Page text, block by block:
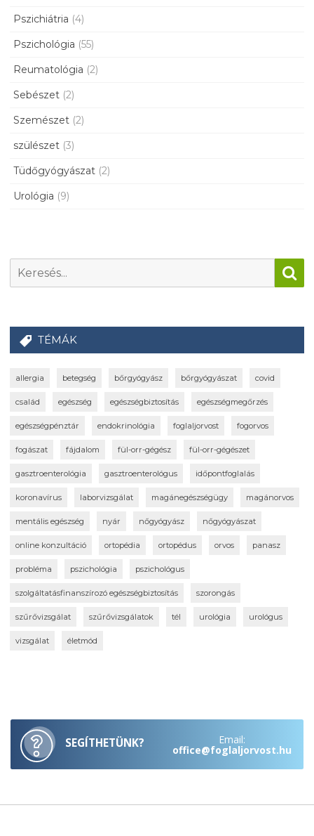
Pszichiátria (4)
Pszichológia (55)
Reumatológia (2)
Sebészet (2)
Szemészet (2)
szülészet (3)
Tüdőgyógyászat (2)
Urológia (9)
TÉMÁK
allergia betegség bőrgyógyász bőrgyógyászat covid
család egészség egészségbiztosítás egészségmegőrzés
egészségpénztár endokrinológia foglaljorvost fogorvos
fogászat fájdalom fül-orr-gégész fül-orr-gégészet
gasztroenterológia gasztroenterológus időpontfoglalás
koronavírus laborvizsgálat magánegészségügy magánorvos
mentális egészség nyár nőgyógyász nőgyógyászat
online konzultáció ortopédia ortopédus orvos panasz
probléma pszichológia pszichológus
szolgáltatásfinanszírozó egészségbiztosítás szorongás
szűrővizsgálat szűrővizsgálatok tél urológia urológus
vizsgálat életmód
SEGÍTHETÜNK? Email:
office@foglaljorvost.hu